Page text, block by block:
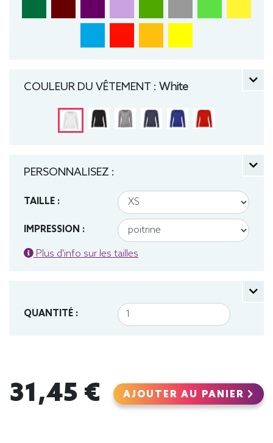
COULEUR DU VÊTEMENT : White
PERSONNALISEZ :
TAILLE :
IMPRESSION :
Plus d'info sur les tailles
QUANTITÉ :
31,45 € AJOUTER AU PANIER